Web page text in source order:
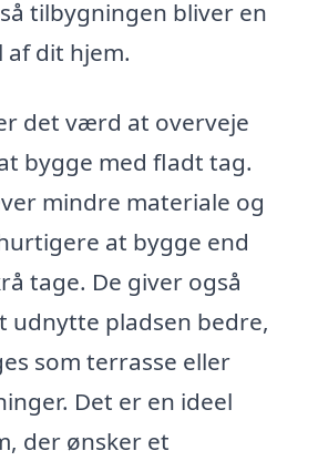
tilbygningen bliver en
dit hjem.
det værd at overveje
bygge med fladt tag.
mindre materiale og
at bygge end
tage. De giver også
udnytte pladsen bedre,
som terrasse eller
Det er en ideel
der ønsker et